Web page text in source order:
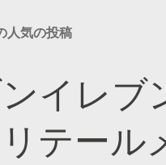
人気の投稿
イレブ
テール